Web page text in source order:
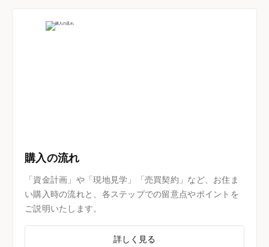
購入の流れ
「資金計画」や「現地見学」「売買契約」など、お住ま
い購入時の流れと、各ステップでの留意点やポイントを
ご説明いたします。
詳しく見る